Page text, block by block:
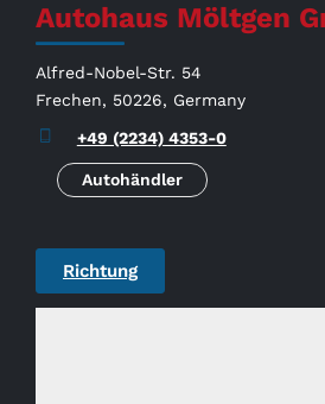
Autohaus Möltgen
Alfred-Nobel-Str. 54
Frechen, 50226, Germany
+49 (2234) 4353-0
Autohändler
Richtung